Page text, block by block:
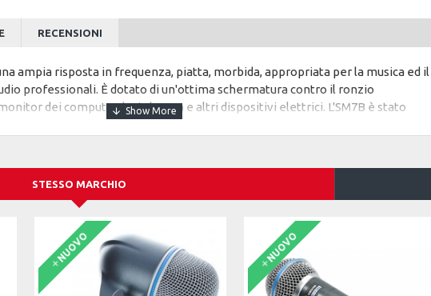
RECENSIONI
ampia risposta in frequenza, piatta, morbida, appropriata per la musica ed il
professionali. È dotato di un'ottima schermatura contro il ronzio
dei computer, luci al neon e altri dispositivi elettrici. L'SM7B è stato
aperto): -59,0 dB (1,12 mV)
smaltato
STESSO MARCHIO
NUOVO NUOVO